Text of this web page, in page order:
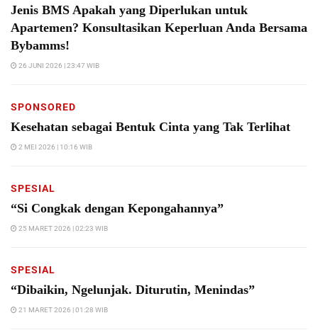
Jenis BMS Apakah yang Diperlukan untuk
Apartemen? Konsultasikan Keperluan Anda Bersama
Bybamms!
26 JUNI 2026 | 23:47 WIB
SPONSORED
Kesehatan sebagai Bentuk Cinta yang Tak Terlihat
2 MEI 2026 | 10:16 WIB
SPESIAL
“Si Congkak dengan Kepongahannya”
25 MARET 2026 | 02:23 WIB
SPESIAL
“Dibaikin, Ngelunjak. Diturutin, Menindas”
21 MARET 2026 | 01:28 WIB